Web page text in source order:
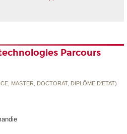
Parcours
MASTER, DOCTORAT, DIPLÔME D'ETAT)